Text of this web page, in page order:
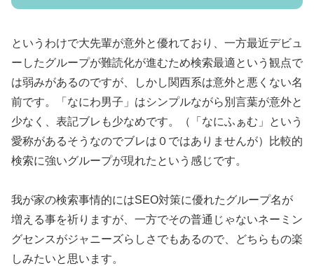
というわけで大先輩が意外と優れており、一方最近デビュ
ーしたグループが難読化が進むため検索最適という観点で
は弱みがあるのですが、しかし関西系は意外と悪くない名
前です。「なにわ男子」はシンプルながら別言葉が意外と
少なく、表記ブレも少なめです。（「なにふぁむ」という
愛称があるそうなのでブレは０ではありませんが）比較的
検索に強いグループが現れたという感じです。
我が家の検索事情的にはSEO対策に優れたグループ名が
増える事を祈りますが、一方でその普通じゃないネーミン
グセンスがジャニーズらしさでもあるので、どちらもの楽
しみたいと思います。